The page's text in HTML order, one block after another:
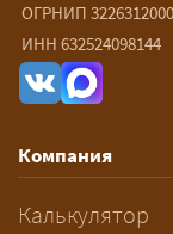
— От 90
влияют
ОГРНИП
ИНН 632524098144
Компания
Калькулятор